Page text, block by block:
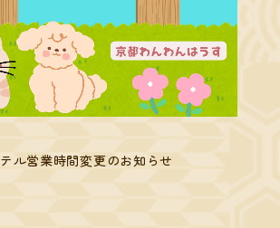
ル営業時間変更のお知らせ